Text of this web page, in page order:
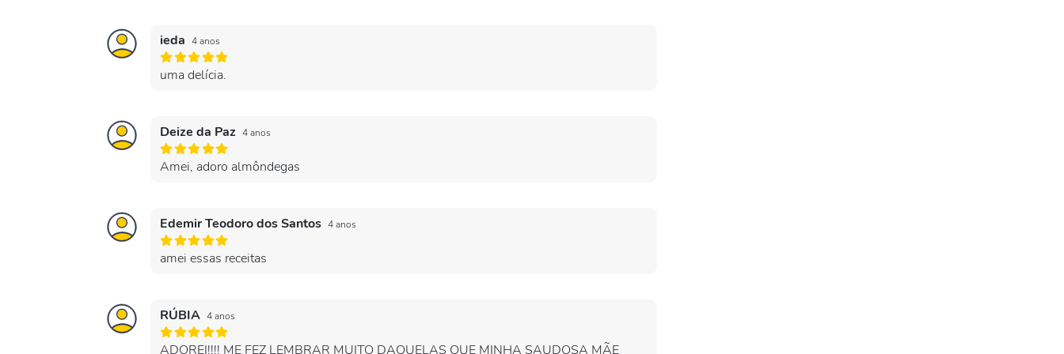
ieda 4 anos
uma delícia.
Deize da Paz 4 anos
Amei, adoro almôndegas
Edemir Teodoro dos Santos 4 anos
amei essas receitas
RÚBIA 4 anos
ADOREI!!!! ME FEZ LEMBRAR MUITO DAQUELAS QUE MINHA SAUDOSA MÃE